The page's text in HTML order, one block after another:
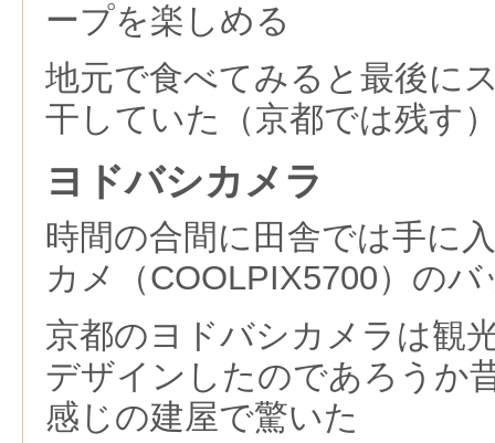
ープを楽しめる
地元で食べてみると最後に
干していた（京都では残す
ヨドバシカメラ
時間の合間に田舎では手に
カメ（COOLPIX5700）の
京都のヨドバシカメラは観
デザインしたのであろうか
感じの建屋で驚いた